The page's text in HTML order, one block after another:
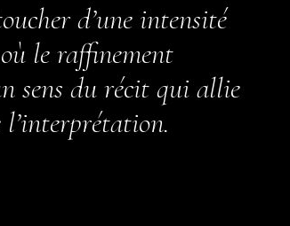
d’une intensité
le raffinement
sens du récit qui allie